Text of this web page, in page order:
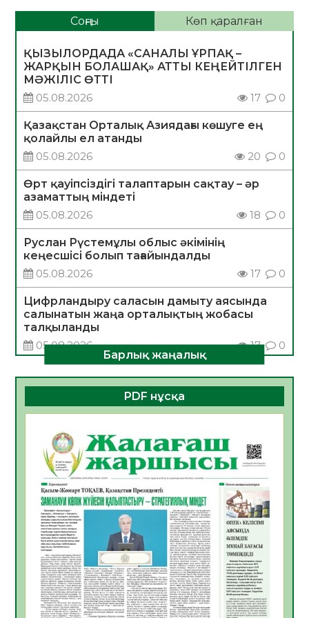
Соңғы Көп қаралған
ҚЫЗЫЛОРДАДА «САНАЛЫ ҰРПАҚ –
ЖАРҚЫН БОЛАШАҚ» АТТЫ КЕҢЕЙТІЛГЕН
МӘЖІЛІС ӨТТІ
05.08.2026
17 0
Қазақстан Орталық Азиядағы көшуге ең
қолайлы ел атанды
05.08.2026
20 0
Өрт қауіпсіздігі талаптарын сақтау – әр
азаматтың міндеті
05.08.2026
18 0
Руслан Рүстемұлы облыс әкімінің
кеңесшісі болып тағайындалды
05.08.2026
17 0
Цифрландыру саласын дамыту аясында
салынатын жаңа орталықтың жобасы
талқыланды
05.08.2026
17 0
құралдарының таныстырылымы өтті
05.08.2026
18 0
Қазақстандықтардың 72,3%-ы жаңа
Құрылтай үшін дауыс беруге дайын
05.08.2026
19
ӘРБІР ДАУЫС – ҚОҒАМ ДАМУЫНА
ҚОСЫЛҒАН ҮЛЕС
05.08.2026
26
ҚҰРЫЛТАЙ САЙЛАУЫ – БІРЛІК ПЕН
ЖАУАПКЕРШІЛІККЕ БАСТАЙТЫН ҚАДАМ
05.08.2026
24
Мектептен – Ұлттық ұлан сапына
Барлық жаңалық
PDF нұсқа